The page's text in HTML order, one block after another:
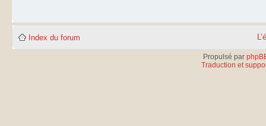
Index du forum
Propulsé par
Traduction et